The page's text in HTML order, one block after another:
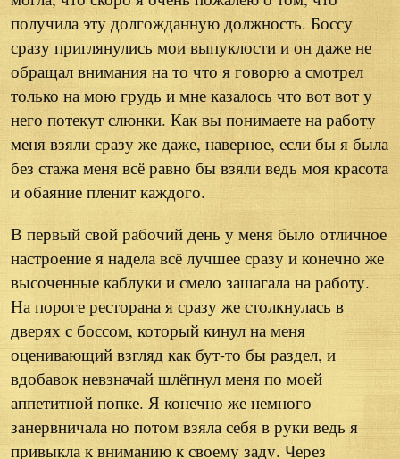
получила эту долгожданную должность. Боссу
сразу приглянулись мои выпуклости и он даже не
обращал внимания на то что я говорю а смотрел
только на мою грудь и мне казалось что вот вот у
него потекут слюнки. Как вы понимаете на работу
меня взяли сразу же даже, наверное, если бы я была
без стажа меня всё равно бы взяли ведь моя красота
и обаяние пленит каждого.
В первый свой рабочий день у меня было отличное
настроение я надела всё лучшее сразу и конечно же
высоченные каблуки и смело зашагала на работу.
На пороге ресторана я сразу же столкнулась в
дверях с боссом, который кинул на меня
оценивающий взгляд как бут-то бы раздел, и
вдобавок невзначай шлёпнул меня по моей
аппетитной попке. Я конечно же немного
занервничала но потом взяла себя в руки ведь я
привыкла к вниманию к своему заду. Через